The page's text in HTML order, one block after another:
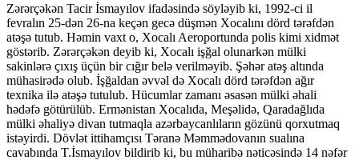
Zərərçəkən Tacir İsmayılov ifadəsində söyləyib ki, 1992-ci il
fevralın 25-dən 26-na keçən gecə düşmən Xocalını dörd tərəfdən
atəşə tutub. Həmin vaxt o, Xocalı Aeroportunda polis kimi xidmət
göstərib. Zərərçəkən deyib ki, Xocalı işğal olunarkən mülki
sakinlərə çıxış üçün bir cığır belə verilməyib. Şəhər atəş altında
mühasirədə olub. İşğaldan əvvəl də Xocalı dörd tərəfdən ağır
texnika ilə atəşə tutulub. Hücumlar zamanı əsasən mülki əhali
hədəfə götürülüb. Ermənistan Xocalıda, Meşəlidə, Qaradağlıda
mülki əhaliyə divan tutmaqla azərbaycanlıların gözünü qorxutmaq
istəyirdi. Dövlət ittihamçısı Təranə Məmmədovanın sualına
cavabında T.İsmayılov bildirib ki, bu müharibə nəticəsində 14 nəfər